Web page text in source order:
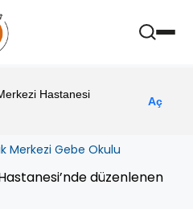
Hastanesi
Aç
Merkezi Gebe Okulu
düzenlenen